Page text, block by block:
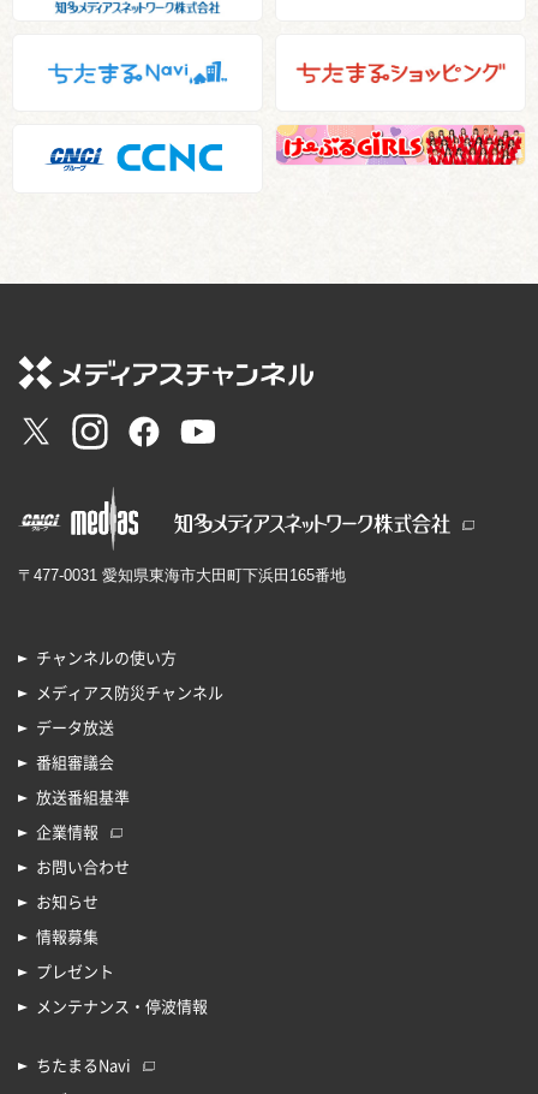
〒477-0031 愛知県東海市大田町下浜田165番地
チャンネルの使い方
メディアス防災チャンネル
データ放送
番組審議会
放送番組基準
企業情報
お問い合わせ
お知らせ
情報募集
プレゼント
メンテナンス・停波情報
ちたまるNavi